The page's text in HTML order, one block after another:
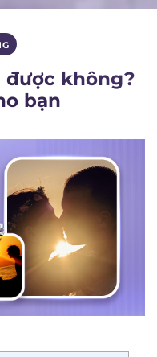
được không?
bạn